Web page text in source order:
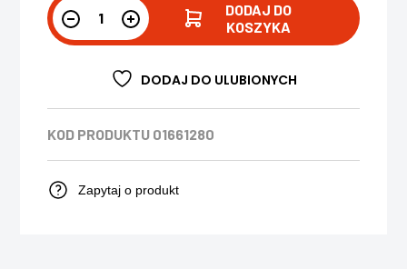
DODAJ DO
KOSZYKA
DODAJ DO ULUBIONYCH
KOD PRODUKTU 01661280
Zapytaj o produkt